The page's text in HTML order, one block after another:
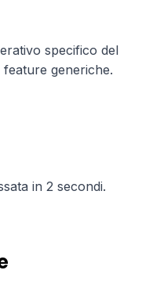
specifico del
generiche.
in 2 secondi.